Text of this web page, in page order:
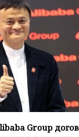
Group